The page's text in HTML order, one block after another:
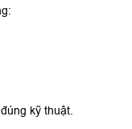
kỹ thuật.